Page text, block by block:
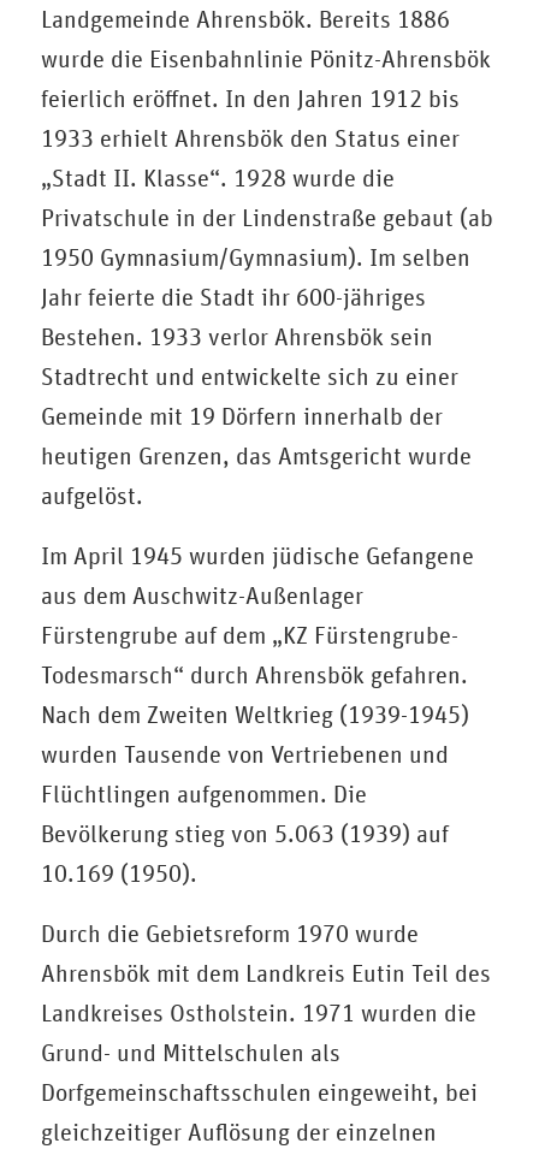
Landgemeinde Ahrensbök. Bereits 1886
wurde die Eisenbahnlinie Pönitz-Ahrensbök
feierlich eröffnet. In den Jahren 1912 bis
1933 erhielt Ahrensbök den Status einer
„Stadt II. Klasse“. 1928 wurde die
Privatschule in der Lindenstraße gebaut (ab
1950 Gymnasium/Gymnasium). Im selben
Jahr feierte die Stadt ihr 600-jähriges
Bestehen. 1933 verlor Ahrensbök sein
Stadtrecht und entwickelte sich zu einer
Gemeinde mit 19 Dörfern innerhalb der
heutigen Grenzen, das Amtsgericht wurde
aufgelöst.
Im April 1945 wurden jüdische Gefangene
aus dem Auschwitz-Außenlager
Fürstengrube auf dem „KZ Fürstengrube-
Todesmarsch“ durch Ahrensbök gefahren.
Nach dem Zweiten Weltkrieg (1939-1945)
wurden Tausende von Vertriebenen und
Flüchtlingen aufgenommen. Die
Bevölkerung stieg von 5.063 (1939) auf
10.169 (1950).
Durch die Gebietsreform 1970 wurde
Ahrensbök mit dem Landkreis Eutin Teil des
Landkreises Ostholstein. 1971 wurden die
Grund- und Mittelschulen als
Dorfgemeinschaftsschulen eingeweiht, bei
gleichzeitiger Auflösung der einzelnen